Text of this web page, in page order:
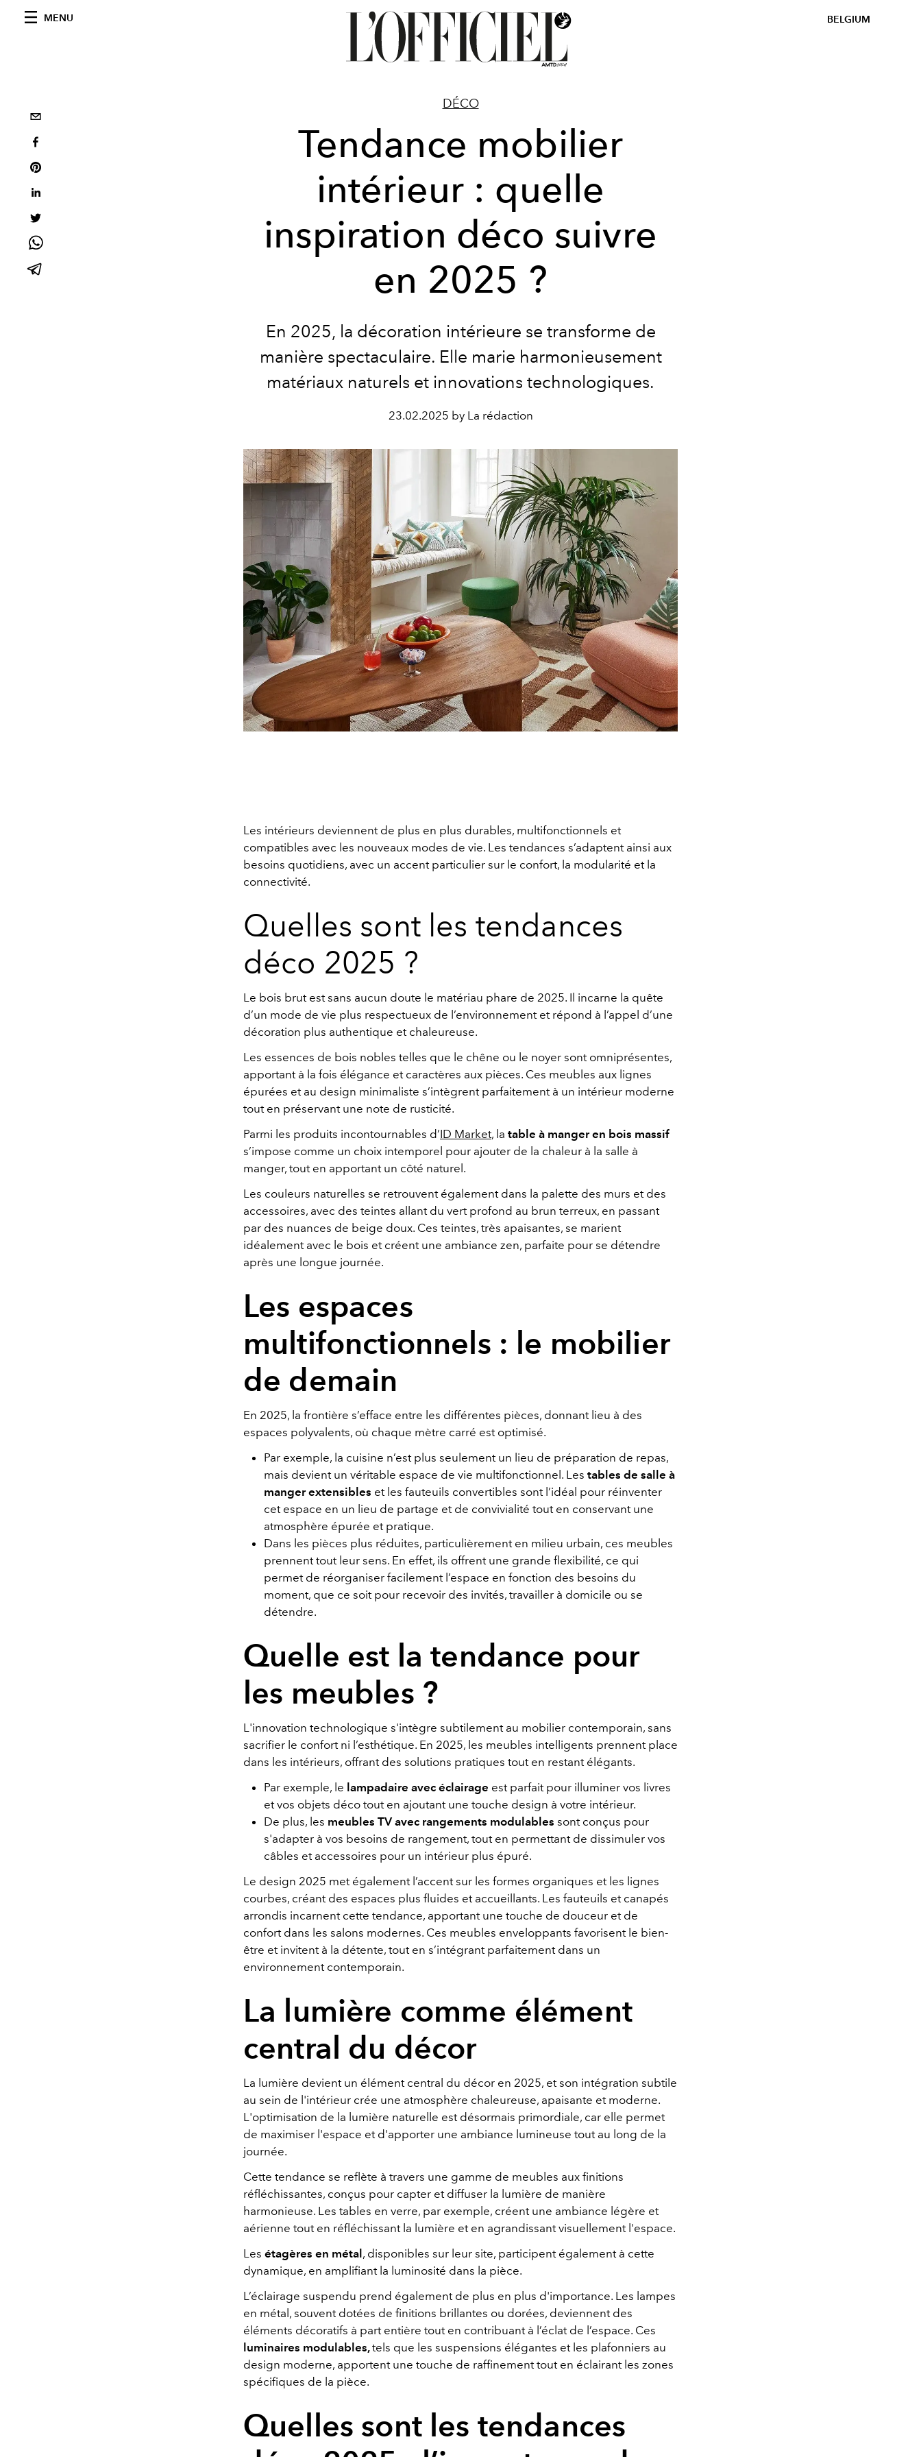
MENU BELGIUM
DÉCO
Tendance mobilier
intérieur : quelle
inspiration déco suivre
en 2025 ?
En 2025, la décoration intérieure se transforme de
manière spectaculaire. Elle marie harmonieusement
matériaux naturels et innovations technologiques.
23.02.2025 by La rédaction
Les intérieurs deviennent de plus en plus durables, multifonctionnels et
compatibles avec les nouveaux modes de vie. Les tendances s’adaptent ainsi aux
besoins quotidiens, avec un accent particulier sur le confort, la modularité et la
connectivité.
Quelles sont les tendances
déco 2025 ?
Le bois brut est sans aucun doute le matériau phare de 2025. Il incarne la quête
d’un mode de vie plus respectueux de l’environnement et répond à l’appel d’une
décoration plus authentique et chaleureuse.
Les essences de bois nobles telles que le chêne ou le noyer sont omniprésentes,
apportant à la fois élégance et caractères aux pièces. Ces meubles aux lignes
épurées et au design minimaliste s’intègrent parfaitement à un intérieur moderne
tout en préservant une note de rusticité.
Parmi les produits incontournables d’ID Market, la table à manger en bois massif
s’impose comme un choix intemporel pour ajouter de la chaleur à la salle à
manger, tout en apportant un côté naturel.
Les couleurs naturelles se retrouvent également dans la palette des murs et des
accessoires, avec des teintes allant du vert profond au brun terreux, en passant
par des nuances de beige doux. Ces teintes, très apaisantes, se marient
idéalement avec le bois et créent une ambiance zen, parfaite pour se détendre
après une longue journée.
Les espaces
multifonctionnels : le mobilier
de demain
En 2025, la frontière s’efface entre les différentes pièces, donnant lieu à des
espaces polyvalents, où chaque mètre carré est optimisé.
Par exemple, la cuisine n’est plus seulement un lieu de préparation de repas,
mais devient un véritable espace de vie multifonctionnel. Les tables de salle à
manger extensibles et les fauteuils convertibles sont l’idéal pour réinventer
cet espace en un lieu de partage et de convivialité tout en conservant une
atmosphère épurée et pratique.
Dans les pièces plus réduites, particulièrement en milieu urbain, ces meubles
prennent tout leur sens. En effet, ils offrent une grande flexibilité, ce qui
permet de réorganiser facilement l’espace en fonction des besoins du
moment, que ce soit pour recevoir des invités, travailler à domicile ou se
détendre.
Quelle est la tendance pour
les meubles ?
L'innovation technologique s'intègre subtilement au mobilier contemporain, sans
sacrifier le confort ni l’esthétique. En 2025, les meubles intelligents prennent place
dans les intérieurs, offrant des solutions pratiques tout en restant élégants.
Par exemple, le lampadaire avec éclairage est parfait pour illuminer vos livres
et vos objets déco tout en ajoutant une touche design à votre intérieur.
De plus, les meubles TV avec rangements modulables sont conçus pour
s'adapter à vos besoins de rangement, tout en permettant de dissimuler vos
câbles et accessoires pour un intérieur plus épuré.
Le design 2025 met également l’accent sur les formes organiques et les lignes
courbes, créant des espaces plus fluides et accueillants. Les fauteuils et canapés
arrondis incarnent cette tendance, apportant une touche de douceur et de
confort dans les salons modernes. Ces meubles enveloppants favorisent le bien-
être et invitent à la détente, tout en s’intégrant parfaitement dans un
environnement contemporain.
La lumière comme élément
central du décor
La lumière devient un élément central du décor en 2025, et son intégration subtile
au sein de l'intérieur crée une atmosphère chaleureuse, apaisante et moderne.
L'optimisation de la lumière naturelle est désormais primordiale, car elle permet
de maximiser l'espace et d'apporter une ambiance lumineuse tout au long de la
journée.
Cette tendance se reflète à travers une gamme de meubles aux finitions
réfléchissantes, conçus pour capter et diffuser la lumière de manière
harmonieuse. Les tables en verre, par exemple, créent une ambiance légère et
aérienne tout en réfléchissant la lumière et en agrandissant visuellement l'espace.
Les étagères en métal , disponibles sur leur site, participent également à cette
dynamique, en amplifiant la luminosité dans la pièce.
L’éclairage suspendu prend également de plus en plus d'importance. Les lampes
en métal, souvent dotées de finitions brillantes ou dorées, deviennent des
éléments décoratifs à part entière tout en contribuant à l’éclat de l’espace. Ces
luminaires modulables,tels que les suspensions élégantes et les plafonniers au
design moderne, apportent une touche de raffinement tout en éclairant les zones
spécifiques de la pièce.
Quelles sont les tendances